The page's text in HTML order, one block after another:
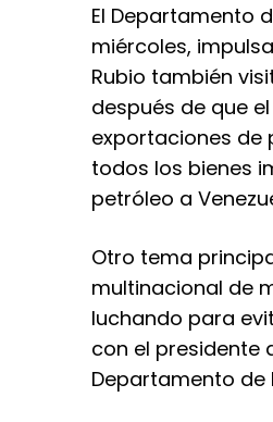
El Departamento
miércoles,
Rubio también
después de que
exportaciones de
todos los bienes
petróleo a
Otro tema
multinacional de
luchando para
con el presidente
Departamento de